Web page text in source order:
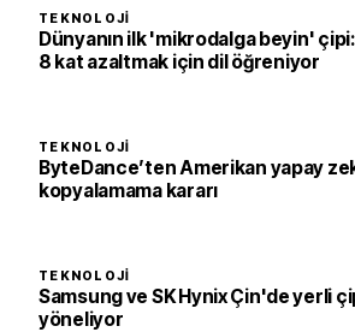
TEKNOLOJI
Dünyanın ilk 'mikrodalga beyin'
8 kat azaltmak için dil öğreniyor
TEKNOLOJI
ByteDance’ten Amerikan yapay
kopyalamama kararı
TEKNOLOJI
Samsung ve SK Hynix Çin'de yerli
yöneliyor